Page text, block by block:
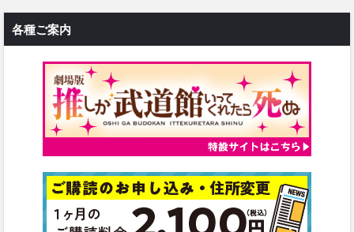
各種ご案内